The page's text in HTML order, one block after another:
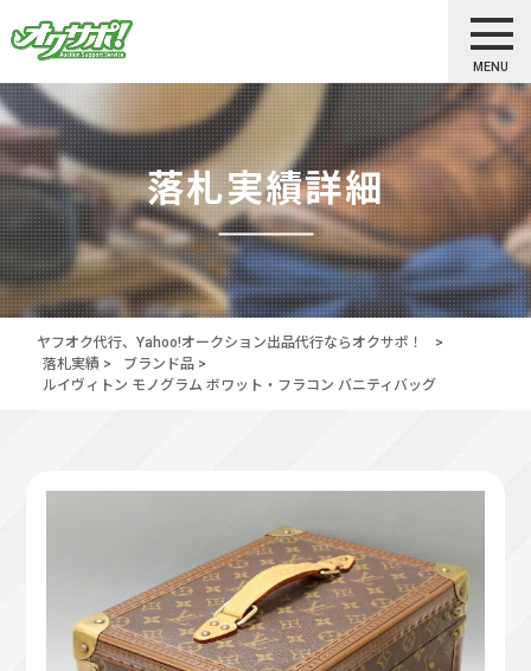
MENU
落札実績詳細
ヤフオク代行、Yahoo!オークション出品代行ならオクサポ！
>
落札実績 > ブランド品 >
ルイヴィトン モノグラム ボワット・フラコン バニティバッグ